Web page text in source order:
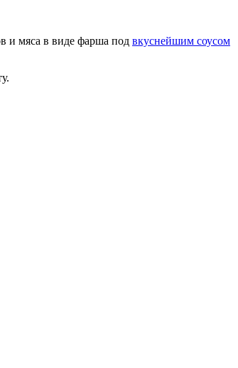
и мяса в виде фарша под вкуснейшим соусом